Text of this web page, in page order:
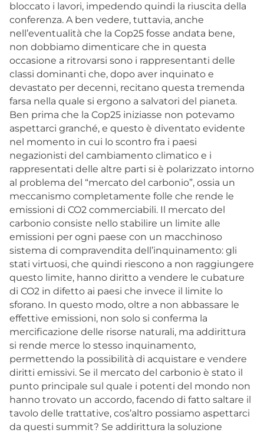
bloccato i lavori, impedendo quindi la riuscita della
conferenza. A ben vedere, tuttavia, anche
nell’eventualità che la Cop25 fosse andata bene,
non dobbiamo dimenticare che in questa
occasione a ritrovarsi sono i rappresentanti delle
classi dominanti che, dopo aver inquinato e
devastato per decenni, recitano questa tremenda
farsa nella quale si ergono a salvatori del pianeta.
Ben prima che la Cop25 iniziasse non potevamo
aspettarci granché, e questo è diventato evidente
nel momento in cui lo scontro fra i paesi
negazionisti del cambiamento climatico e i
rappresentati delle altre parti si è polarizzato intorno
al problema del “mercato del carbonio”, ossia un
meccanismo completamente folle che rende le
emissioni di CO2 commerciabili. Il mercato del
carbonio consiste nello stabilire un limite alle
emissioni per ogni paese con un macchinoso
sistema di compravendita dell’inquinamento: gli
stati virtuosi, che quindi riescono a non raggiungere
questo limite, hanno diritto a vendere le cubature
di CO2 in difetto ai paesi che invece il limite lo
sforano. In questo modo, oltre a non abbassare le
effettive emissioni, non solo si conferma la
mercificazione delle risorse naturali, ma addirittura
si rende merce lo stesso inquinamento,
permettendo la possibilità di acquistare e vendere
diritti emissivi. Se il mercato del carbonio è stato il
punto principale sul quale i potenti del mondo non
hanno trovato un accordo, facendo di fatto saltare il
tavolo delle trattative, cos’altro possiamo aspettarci
da questi summit? Se addirittura la soluzione